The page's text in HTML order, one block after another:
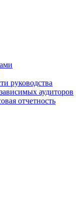
руководства
аудиторов
отчетность